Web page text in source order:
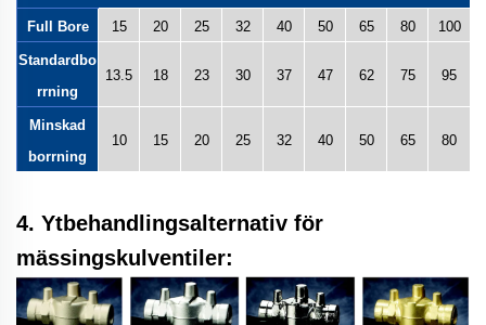
Full Bore 15 20 25 32 40 50 65 80 100
Standardbo
rrning
13.5 18 23 30 37 47 62 75 95
Minskad
borrning
10 15 20 25 32 40 50 65 80
4. Ytbehandlingsalternativ för
mässingskulventiler: